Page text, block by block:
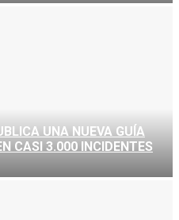
UNA NUEVA GUÍA
CASI 3.000 INCIDENTES